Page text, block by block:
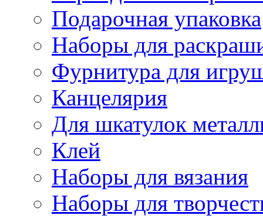
Подарочная упаковка
Наборы для
Фурнитура для
Канцелярия
Для шкатулок
Клей
Наборы для вязания
Наборы для